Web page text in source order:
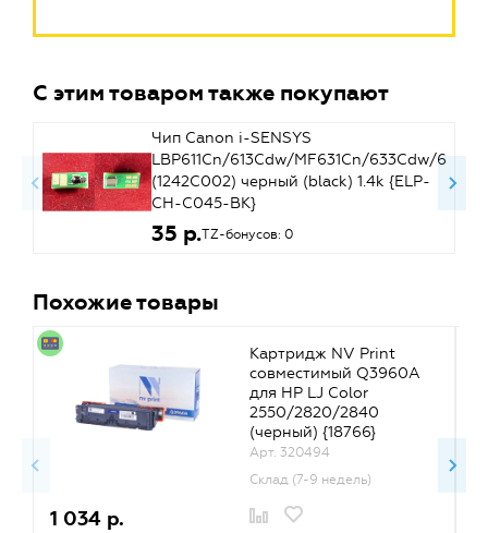
С этим товаром также покупают
Чип Canon i-SENSYS
LBP611Cn/613Cdw/MF631Cn/633Cdw/635Cx
(1242C002) черный (black) 1.4k {ELP-
CH-C045-BK}
35 р.TZ-бонусов: 0
Похожие товары
Картридж NV Print
совместимый Q3960A
для HP LJ Color
2550/2820/2840
(черный) {18766}
Арт. 320494
Склад (7-9 недель)
1 034 р.